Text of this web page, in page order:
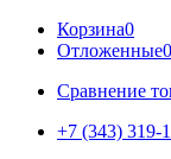
Корзина0
Отложенные0
Сравнение
+7 (343) 319-